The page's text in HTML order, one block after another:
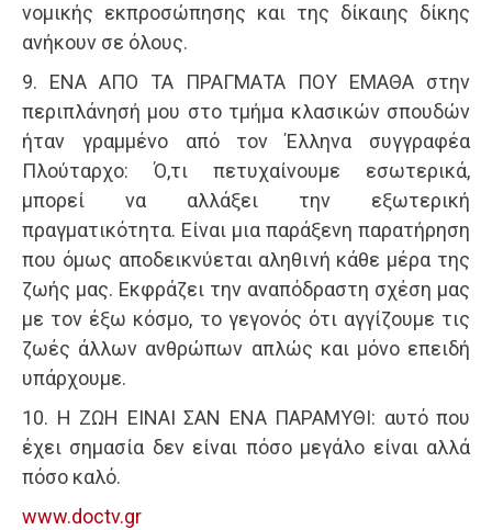
νομικής εκπροσώπησης και της δίκαιης δίκης
ανήκουν σε όλους.
9. ΕΝΑ ΑΠΟ ΤΑ ΠΡΑΓΜΑΤΑ ΠΟΥ ΕΜΑΘΑ στην
περιπλάνησή μου στο τμήμα κλασικών σπουδών
ήταν γραμμένο από τον Έλληνα συγγραφέα
Πλούταρχο: Ό,τι πετυχαίνουμε εσωτερικά,
μπορεί να αλλάξει την εξωτερική
πραγματικότητα. Είναι μια παράξενη παρατήρηση
που όμως αποδεικνύεται αληθινή κάθε μέρα της
ζωής μας. Εκφράζει την αναπόδραστη σχέση μας
με τον έξω κόσμο, το γεγονός ότι αγγίζουμε τις
ζωές άλλων ανθρώπων απλώς και μόνο επειδή
υπάρχουμε.
10. Η ΖΩΗ ΕΙΝΑΙ ΣΑΝ ΕΝΑ ΠΑΡΑΜΥΘΙ: αυτό που
έχει σημασία δεν είναι πόσο μεγάλο είναι αλλά
πόσο καλό.
www.doctv.gr